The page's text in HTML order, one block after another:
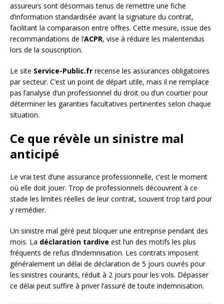
assureurs sont désormais tenus de remettre une fiche
d’information standardisée avant la signature du contrat,
facilitant la comparaison entre offres. Cette mesure, issue des
recommandations de l’ACPR, vise à réduire les malentendus
lors de la souscription.
Le site Service-Public.fr recense les assurances obligatoires
par secteur. C’est un point de départ utile, mais il ne remplace
pas l’analyse d’un professionnel du droit ou d’un courtier pour
déterminer les garanties facultatives pertinentes selon chaque
situation.
Ce que révèle un sinistre mal
anticipé
Le vrai test d’une assurance professionnelle, c’est le moment
où elle doit jouer. Trop de professionnels découvrent à ce
stade les limites réelles de leur contrat, souvent trop tard pour
y remédier.
Un sinistre mal géré peut bloquer une entreprise pendant des
mois. La déclaration tardive est l’un des motifs les plus
fréquents de refus d’indemnisation. Les contrats imposent
généralement un délai de déclaration de 5 jours ouvrés pour
les sinistres courants, réduit à 2 jours pour les vols. Dépasser
ce délai peut suffire à priver l’assuré de toute indemnisation.